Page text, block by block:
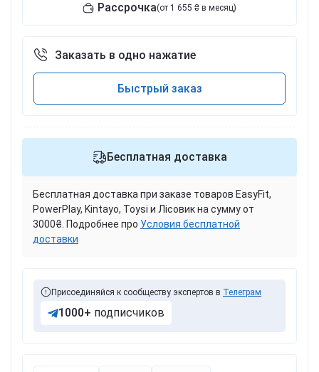
Рассрочка(от 1 655 ₴ в месяц)
Заказать в одно нажатие
Быстрый заказ
Бесплатная доставка
Бесплатная доставка при заказе товаров EasyFit,
PowerPlay, Kintayo, Toysi и Лісовик на сумму от
3000₴. Подробнее про Условия бесплатной
доставки
Присоединяйся к сообществу экспертов в Телеграм
1000+ подписчиков